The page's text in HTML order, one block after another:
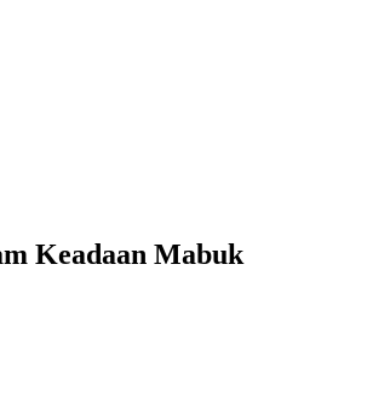
Keadaan Mabuk